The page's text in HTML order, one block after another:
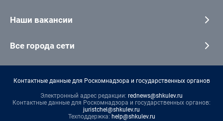
Наши вакансии
Все города сети
Контактные данные для Роскомнадзора и государственных органов
Электронный адрес редакции: rednews@shkulev.ru
Контактные данные для Роскомнадзора и государственных органов:
juristchel@shkulev.ru
Техподдержка: help@shkulev.ru